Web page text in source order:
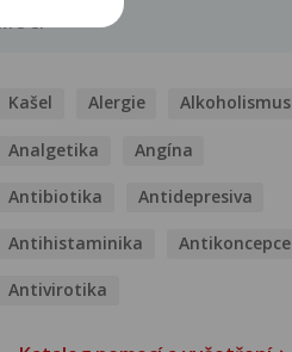
Kašel Alergie Alkoholismus
Analgetika Angína
Antibiotika Antidepresiva
Antihistaminika Antikoncepce
Antivirotika